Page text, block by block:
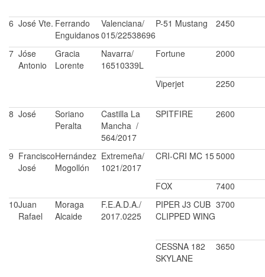
6 José Vte. Ferrando
Enguidanos
Valenciana/
015/22538696
P-51 Mustang 2450
7 Jóse
Antonio
Gracia
Lorente
Navarra/
16510339L
Fortune 2000
Viperjet 2250
8 José
Soriano
Peralta
Castilla La
Mancha /
564/2017
SPITFIRE 2600
9 Francisco
José
Hernández
Mogollón
Extremeña/
1021/2017
CRI-CRI MC 155000
FOX
7400
10Juan
Rafael
Moraga
Alcaide
F.E.A.D.A./
2017.0225
PIPER J3 CUB
CLIPPED WING
3700
CESSNA 182
SKYLANE
3650